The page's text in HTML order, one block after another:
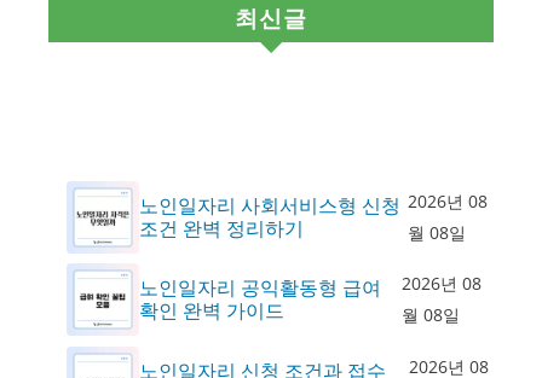
최신글
노인일자리 사회서비스형 신청
조건 완벽 정리하기
2026년 08
월 08일
노인일자리 공익활동형 급여
확인 완벽 가이드
2026년 08
월 08일
노인일자리 신청 조건과 접수
2026년 08